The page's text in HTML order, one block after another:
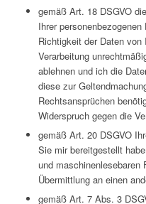
gemäß Art. 18 DSGVO
Ihrer
Richtigkeit der Daten
Verarbeitung
ablehnen und ich die
diese zur
Rechtsansprüchen
Widerspruch gegen die
gemäß Art. 20 DSGVO
Sie mir bereitgestellt
und maschinenlesebaren
Übermittlung an einen
gemäß Art. 7 Abs. 3